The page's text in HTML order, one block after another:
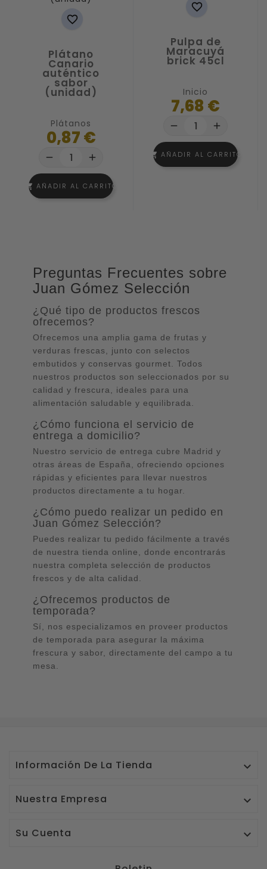

Plátano
Canario
auténtico
sabor
(unidad)
Plátanos
0,87 €
remove add
shopping_cart AÑADIR AL CARRITO

Pulpa de
Maracuyá
brick 45cl
Inicio
7,68 €
remove add
shopping_cart AÑADIR AL CARRITO
Preguntas Frecuentes sobre
Juan Gómez Selección
¿Qué tipo de productos frescos
ofrecemos?
Ofrecemos una amplia gama de frutas y
verduras frescas, junto con selectos
embutidos y conservas gourmet. Todos
nuestros productos son seleccionados por su
calidad y frescura, ideales para una
alimentación saludable y equilibrada.
¿Cómo funciona el servicio de
entrega a domicilio?
Nuestro servicio de entrega cubre Madrid y
otras áreas de España, ofreciendo opciones
rápidas y eficientes para llevar nuestros
productos directamente a tu hogar.
¿Cómo puedo realizar un pedido en
Juan Gómez Selección?
Puedes realizar tu pedido fácilmente a través
de nuestra tienda online, donde encontrarás
nuestra completa selección de productos
frescos y de alta calidad.
¿Ofrecemos productos de
temporada?
Sí, nos especializamos en proveer productos
de temporada para asegurar la máxima
frescura y sabor, directamente del campo a tu
mesa.
Información De La Tienda 
Nuestra Empresa 
Su Cuenta 